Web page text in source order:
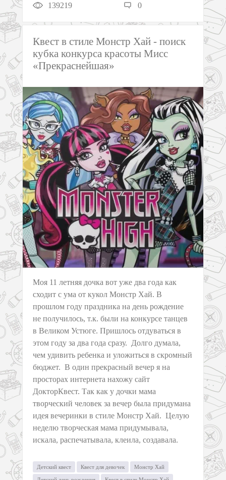
139219 0
Квест в стиле Монстр Хай - поиск
кубка конкурса красоты Мисс
«Прекраснейшая»
Моя 11 летняя дочка вот уже два года как
сходит с ума от кукол Монстр Хай. В
прошлом году праздника на день рождение
не получилось, т.к. были на конкурсе танцев
в Великом Устюге. Пришлось отдуваться в
этом году за два года сразу. Долго думала,
чем удивить ребенка и уложиться в скромный
бюджет. В один прекрасный вечер я на
просторах интернета нахожу сайт
ДокторКвест. Так как у дочки мама
творческий человек за вечер была придумана
идея вечеринки в стиле Монстр Хай. Целую
неделю творческая мама придумывала,
искала, распечатывала, клеила, создавала.
Детский квест Квест для девочек Монстр Хай